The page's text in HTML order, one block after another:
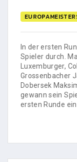
In der ersten
Spieler durch.
Luxemburger,
Grossenbacher
Dobersek
gewann sein
ersten Runde